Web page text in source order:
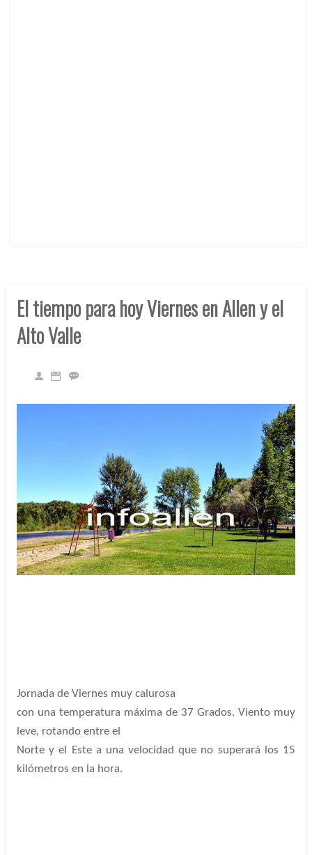
El tiempo para hoy Viernes en Allen y el
Alto Valle
Jornada de Viernes muy calurosa
con una temperatura máxima de 37 Grados. Viento muy
leve, rotando entre el
Norte y el Este a una velocidad que no superará los 15
kilómetros en la hora.